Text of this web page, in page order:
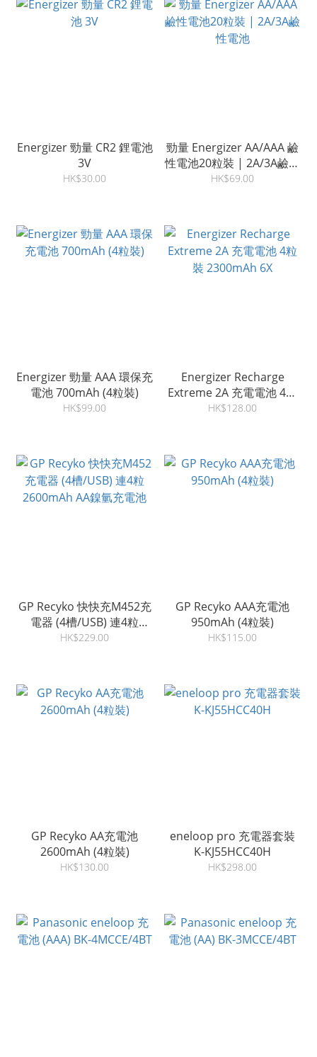
Energizer 勁量 CR2 鋰電池
3V
HK$30.00
勁量 Energizer AA/AAA 鹼
性電池20粒裝 | 2A/3A鹼性
電池
HK$69.00
Energizer 勁量 AAA 環保充
電池 700mAh (4粒裝)
HK$99.00
Energizer Recharge
Extreme 2A 充電電池 4粒
裝 2300mAh 6X
HK$128.00
GP Recyko 快快充M452充
電器 (4槽/USB) 連4粒
2600mAh AA鎳氫充電池
HK$229.00
GP Recyko AAA充電池
950mAh (4粒裝)
HK$115.00
GP Recyko AA充電池
2600mAh (4粒裝)
HK$130.00
eneloop pro 充電器套裝
K-KJ55HCC40H
HK$298.00